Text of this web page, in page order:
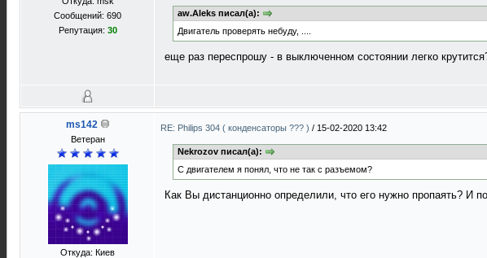
Сообщений: 690
Репутация: 30
aw.Aleks писал(а):
Двигатель проверять небуду, ....
еще раз переспрошу - в выключенном состоянии легко
ms142
Ветеран
Откуда: Киев
RE: Philips 304 ( конденсаторы ??? ) / 15-02-2020 13:42
Nekrozov писал(а):
С двигателем я понял, что не так с разъемом?
Как Вы дистанционно определили, что его нужно пропаять? И